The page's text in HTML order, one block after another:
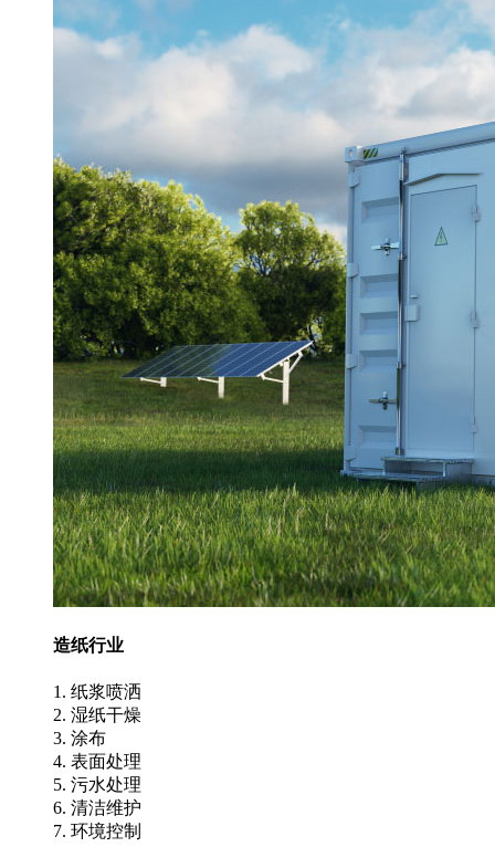
造纸行业
1. 纸浆喷洒
2. 湿纸干燥
3. 涂布
4. 表面处理
5. 污水处理
6. 清洁维护
7. 环境控制